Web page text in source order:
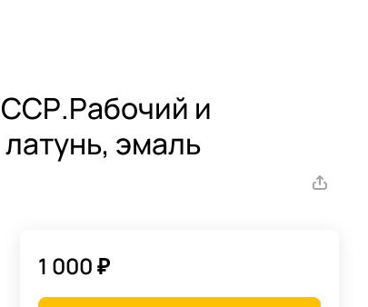
и
эмаль
1 000 ₽